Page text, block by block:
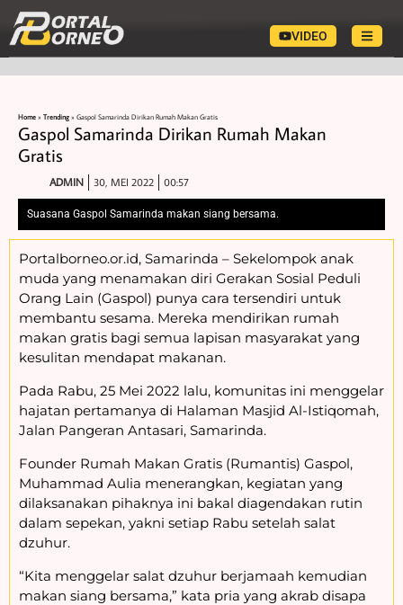
VIDEO
Home » Trending » Gaspol Samarinda Dirikan Rumah Makan Gratis
Gaspol Samarinda Dirikan Rumah Makan
Gratis
ADMIN 30, MEI 2022 00:57
Suasana Gaspol Samarinda makan siang bersama.
Portalborneo.or.id, Samarinda – Sekelompok anak
muda yang menamakan diri Gerakan Sosial Peduli
Orang Lain (Gaspol) punya cara tersendiri untuk
membantu sesama. Mereka mendirikan rumah
makan gratis bagi semua lapisan masyarakat yang
kesulitan mendapat makanan.
Pada Rabu, 25 Mei 2022 lalu, komunitas ini menggelar
hajatan pertamanya di Halaman Masjid Al-Istiqomah,
Jalan Pangeran Antasari, Samarinda.
Founder Rumah Makan Gratis (Rumantis) Gaspol,
Muhammad Aulia menerangkan, kegiatan yang
dilaksanakan pihaknya ini bakal diagendakan rutin
dalam sepekan, yakni setiap Rabu setelah salat
dzuhur.
“Kita menggelar salat dzuhur berjamaah kemudian
makan siang bersama,” kata pria yang akrab disapa